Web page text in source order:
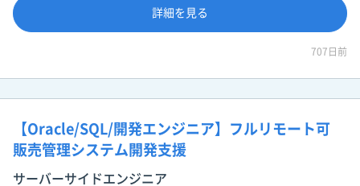
詳細を見る
707日前
【Oracle/SQL/開発エンジニア】フルリモート可
販売管理システム開発支援
サーバーサイドエンジニア